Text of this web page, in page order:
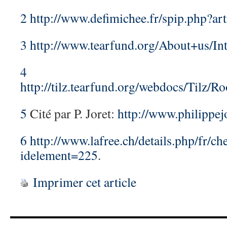
2 http://www.defimichee.fr/
3 http://www.tearfund.org/About+us/
4
http://tilz.tearfund.org/webdocs/Tilz/
5 Cité par P. Joret: http://
6 http://www.lafree.ch/details.php/fr/
idelement=225.
Imprimer cet article